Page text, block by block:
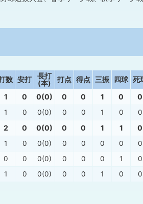
数 安打
長打
(本)
打点 得点 三振 四球 死
1 0 0(0) 0 0 1 0 0
1 0 0(0) 0 0 1 0 0
2 0 0(0) 0 0 1 1 0
1 0 0(0) 0 0 0 0 0
0 0 0(0) 0 0 0 1 0
1 0 0(0) 0 0 1 0 0